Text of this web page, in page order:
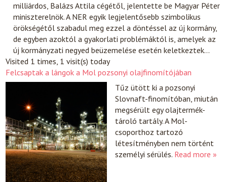
milliárdos, Balázs Attila cégétől, jelentette be Magyar Péter
miniszterelnök. A NER egyik legjelentősebb szimbolikus
örökségétől szabadul meg ezzel a döntéssel az új kormány,
de egyben azoktól a gyakorlati problémáktól is, amelyek az
új kormányzati negyed beüzemelése esetén keletkeztek…
Visited 1 times, 1 visit(s) today
Felcsaptak a lángok a Mol pozsonyi olajfinomítójában
Tűz ütött ki a pozsonyi
Slovnaft-finomítóban, miután
megsérült egy olajtermék-
tároló tartály. A Mol-
csoporthoz tartozó
létesítményben nem történt
személyi sérülés. Read more »